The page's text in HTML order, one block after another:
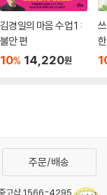
김경일의 마음 수업 1 :
불안 편
10% 14,220원
주문/배송
고샵 1566-4295